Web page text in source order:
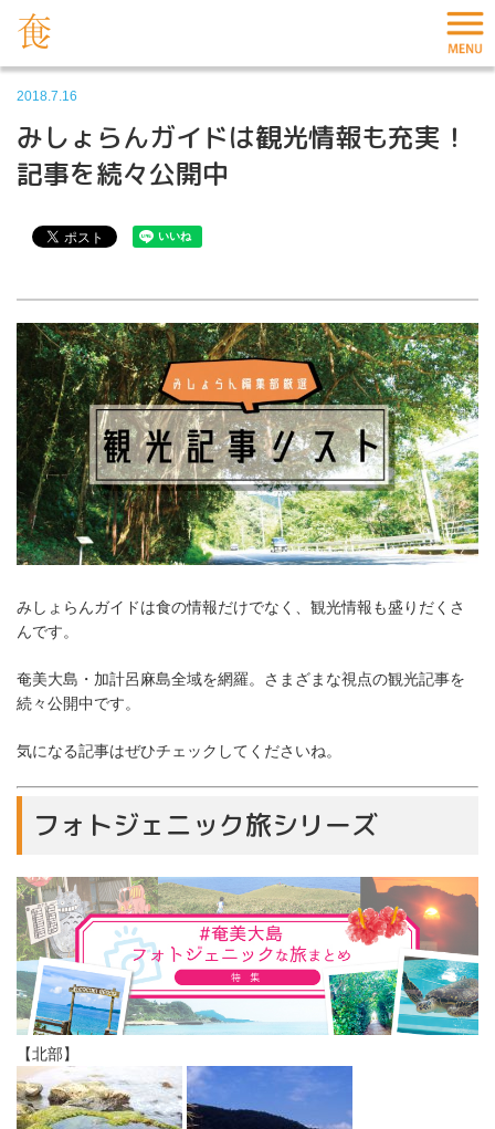
2018.7.16
みしょらんガイドは観光情報も充実！
記事を続々公開中
みしょらんガイドは食の情報だけでなく、観光情報も盛りだくさ
んです。
奄美大島・加計呂麻島全域を網羅。さまざまな視点の観光記事を
続々公開中です。
気になる記事はぜひチェックしてくださいね。
フォトジェニック旅シリーズ
【北部】